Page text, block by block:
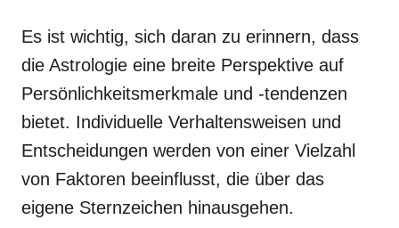
Es ist wichtig, sich daran zu erinnern, dass
die Astrologie eine breite Perspektive auf
Persönlichkeitsmerkmale und -tendenzen
bietet. Individuelle Verhaltensweisen und
Entscheidungen werden von einer Vielzahl
von Faktoren beeinflusst, die über das
eigene Sternzeichen hinausgehen.